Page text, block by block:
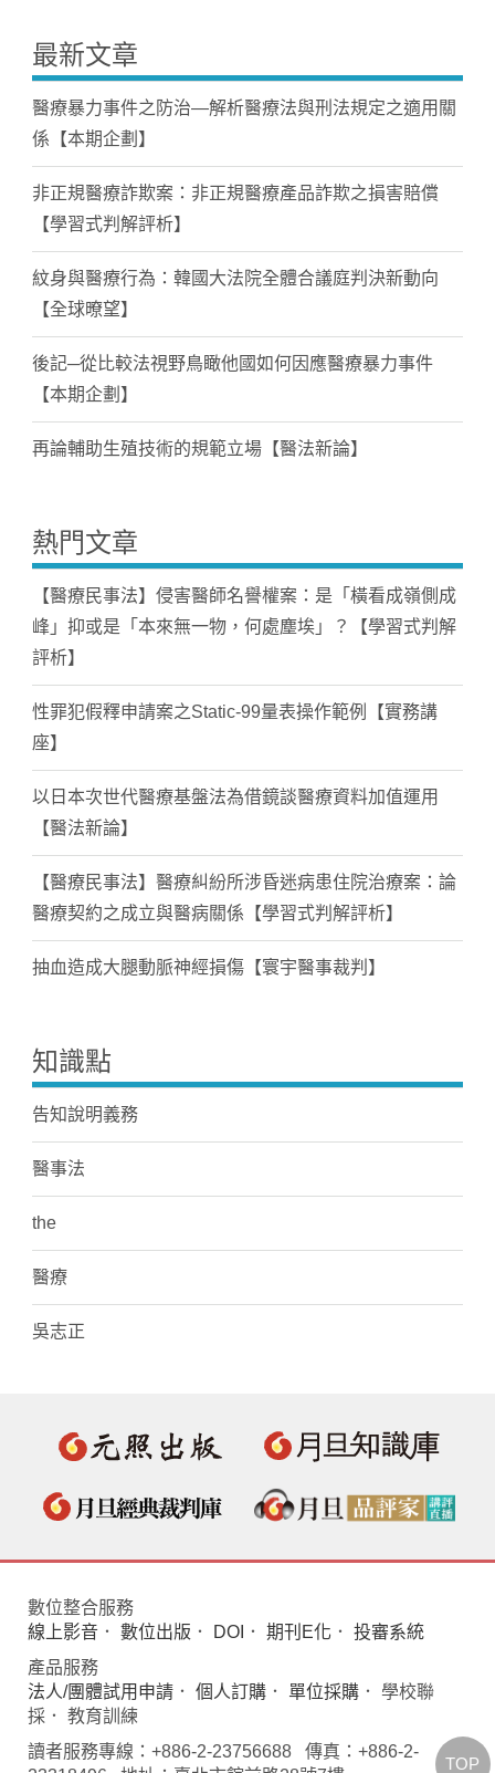
最新文章
醫療暴力事件之防治—解析醫療法與刑法規定之適用關
係【本期企劃】
非正規醫療詐欺案：非正規醫療產品詐欺之損害賠償
【學習式判解評析】
紋身與醫療行為：韓國大法院全體合議庭判決新動向
【全球暸望】
後記─從比較法視野鳥瞰他國如何因應醫療暴力事件
【本期企劃】
再論輔助生殖技術的規範立場【醫法新論】
熱門文章
【醫療民事法】侵害醫師名譽權案：是「橫看成嶺側成
峰」抑或是「本來無一物，何處塵埃」？【學習式判解
評析】
性罪犯假釋申請案之Static-99量表操作範例【實務講
座】
以日本次世代醫療基盤法為借鏡談醫療資料加值運用
【醫法新論】
【醫療民事法】醫療糾紛所涉昏迷病患住院治療案：論
醫療契約之成立與醫病關係【學習式判解評析】
抽血造成大腿動脈神經損傷【寰宇醫事裁判】
知識點
告知說明義務
醫事法
the
醫療
吳志正
數位整合服務
線上影音 ． 數位出版 ． DOI ． 期刊E化 ． 投審系統
產品服務
法人/團體試用申請 ． 個人訂購 ． 單位採購 ． 學校聯
採． 教育訓練
讀者服務專線：+886-2-23756688 傳真：+886-2-
TOP